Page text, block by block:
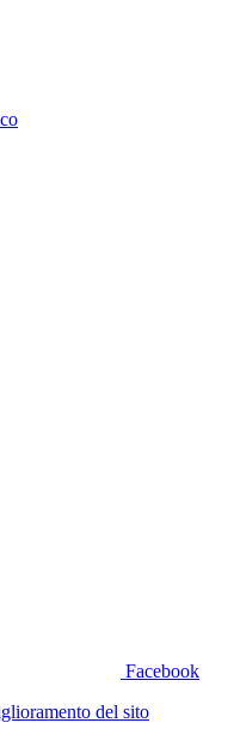
Facebook
del sito